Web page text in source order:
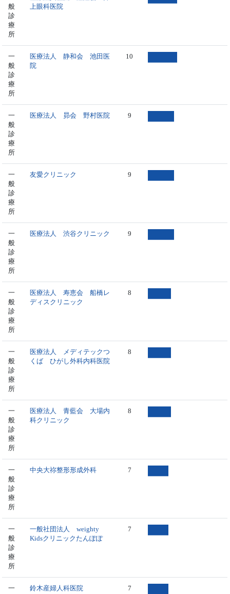
般
診
療
所
上眼科医院
一
般
診
療
所
医療法人 静和会 池田医
院
10
一
般
診
療
所
医療法人 昴会 野村医院 9
一
般
診
療
所
友愛クリニック 9
一
般
診
療
所
医療法人 渋谷クリニック 9
一
般
診
療
所
医療法人 寿恵会 船橋レ
ディスクリニック
8
一
般
診
療
所
医療法人 メディテックつ
くば ひがし外科内科医院
8
一
般
診
療
所
医療法人 青藍会 大場内
科クリニック
8
一
般
診
療
所
中央大祢整形形成外科 7
一
般
診
療
所
一般社団法人 weighty
Kidsクリニックたんぽぽ
7
一
鈴木産婦人科医院 7